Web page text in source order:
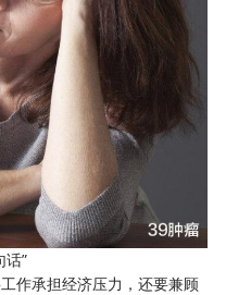
话”
作承担经济压力，还要兼顾